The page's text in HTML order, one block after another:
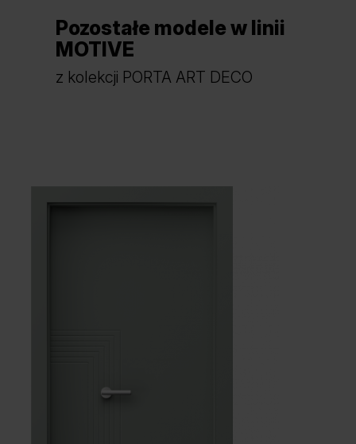
Pozostałe modele w linii
MOTIVE
z kolekcji PORTA ART DECO